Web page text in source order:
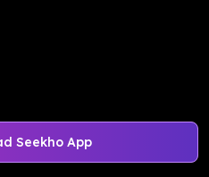
Seekho App